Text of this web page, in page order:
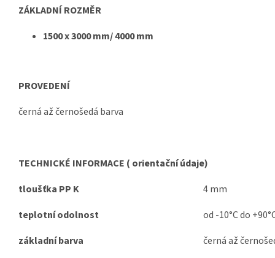
ZÁKLADNÍ ROZMĚR
1500 x 3000 mm/ 4000 mm
PROVEDENÍ
černá až černošedá barva
TECHNICKÉ INFORMACE ( orientační údaje)
tloušťka PP K
4 mm
teplotní odolnost
od -10°C do
základní barva
černá až